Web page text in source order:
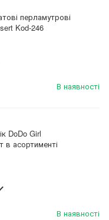
перламутрові
Kod-246
В наявності
DoDo Girl
в асортименті
В наявності